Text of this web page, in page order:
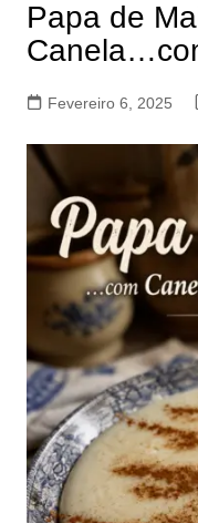
Papa de
Fevereiro 6, 2025